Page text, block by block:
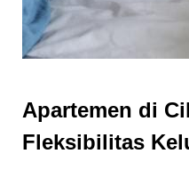
Apartemen di
Fleksibilitas